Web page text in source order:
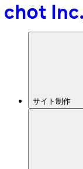
サイト制作